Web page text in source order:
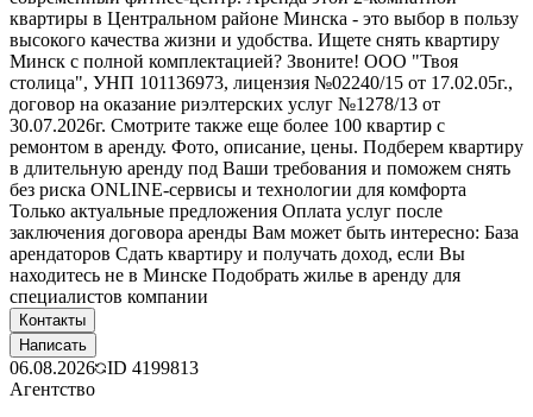
квартиры в Центральном районе Минска - это выбор в пользу
высокого качества жизни и удобства. Ищете снять квартиру
Минск с полной комплектацией? Звоните! ООО "Твоя
столица", УНП 101136973, лицензия №02240/15 от 17.02.05г.,
договор на оказание риэлтерских услуг №1278/13 от
30.07.2026г. Смотрите также еще более 100 квартир с
ремонтом в аренду. Фото, описание, цены. Подберем квартиру
в длительную аренду под Ваши требования и поможем снять
без риска ONLINE-сервисы и технологии для комфорта
Только актуальные предложения Оплата услуг после
заключения договора аренды Вам может быть интересно: База
арендаторов Сдать квартиру и получать доход, если Вы
находитесь не в Минске Подобрать жилье в аренду для
специалистов компании
Контакты
Написать
06.08.2026 ID 4199813
Агентство